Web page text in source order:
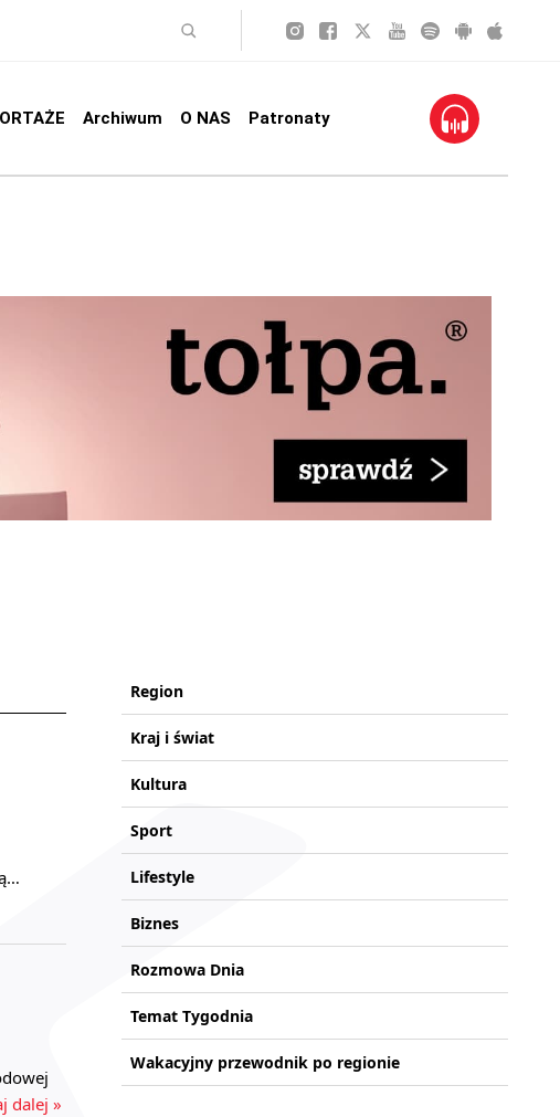
Archiwum O NAS Patronaty
dalej »
Region
Kraj i świat
Kultura
Sport
Lifestyle
Biznes
Rozmowa Dnia
Temat Tygodnia
Wakacyjny przewodnik po regionie